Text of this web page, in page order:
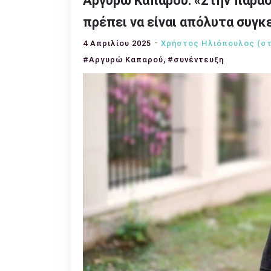
πρέπει να είναι απόλυτα
4 Απριλίου 2025 Χρήστος Ηλιόπουλος
#Αργυρώ Καπαρού, #συνέντευξη